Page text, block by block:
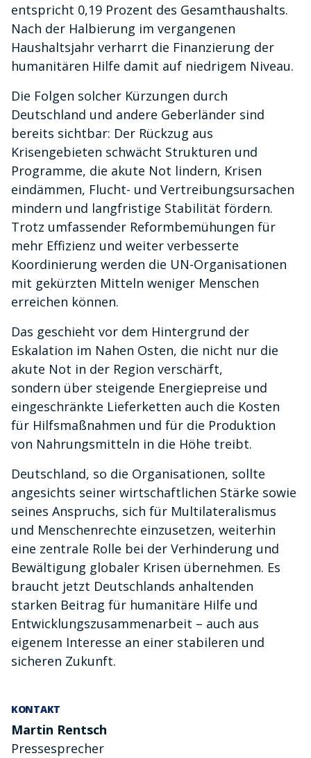
entspricht 0,19 Prozent des Gesamthaushalts.
Nach der Halbierung im vergangenen
Haushaltsjahr verharrt die Finanzierung der
humanitären Hilfe damit auf niedrigem Niveau.
Die Folgen solcher Kürzungen durch
Deutschland und andere Geberländer sind
bereits sichtbar: Der Rückzug aus
Krisengebieten schwächt Strukturen und
Programme, die akute Not lindern, Krisen
eindämmen, Flucht- und Vertreibungsursachen
mindern und langfristige Stabilität fördern.
Trotz umfassender Reformbemühungen für
mehr Effizienz und weiter verbesserte
Koordinierung werden die UN-Organisationen
mit gekürzten Mitteln weniger Menschen
erreichen können.
Das geschieht vor dem Hintergrund der
Eskalation im Nahen Osten, die nicht nur die
akute Not in der Region verschärft,
sondern über steigende Energiepreise und
eingeschränkte Lieferketten auch die Kosten
für Hilfsmaßnahmen und für die Produktion
von Nahrungsmitteln in die Höhe treibt.
Deutschland, so die Organisationen, sollte
angesichts seiner wirtschaftlichen Stärke sowie
seines Anspruchs, sich für Multilateralismus
und Menschenrechte einzusetzen, weiterhin
eine zentrale Rolle bei der Verhinderung und
Bewältigung globaler Krisen übernehmen. Es
braucht jetzt Deutschlands anhaltenden
starken Beitrag für humanitäre Hilfe und
Entwicklungszusammenarbeit – auch aus
eigenem Interesse an einer stabileren und
sicheren Zukunft.
KONTAKT
Martin Rentsch
Pressesprecher